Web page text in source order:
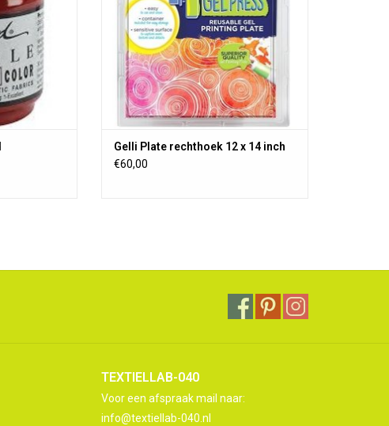
Gelli Plate rechthoek 12 x 14 inch
€60,00
TEXTIELLAB-040
Voor een afspraak mail naar:
info@textiellab-040.nl